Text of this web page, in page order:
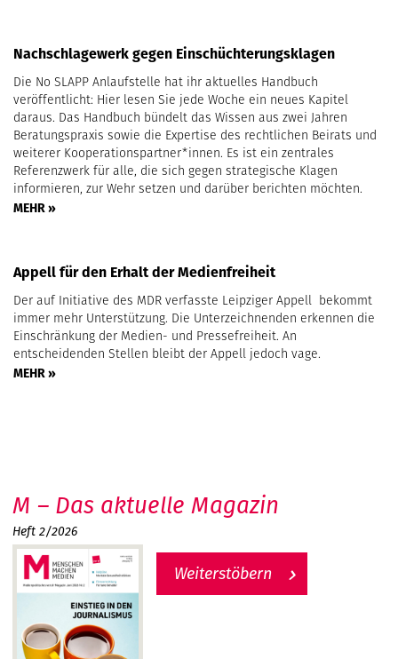
Nachschlagewerk gegen Einschüchterungsklagen
Die No SLAPP Anlaufstelle hat ihr aktuelles Handbuch
veröffentlicht: Hier lesen Sie jede Woche ein neues Kapitel
daraus. Das Handbuch bündelt das Wissen aus zwei Jahren
Beratungspraxis sowie die Expertise des rechtlichen Beirats und
weiterer Kooperationspartner*innen. Es ist ein zentrales
Referenzwerk für alle, die sich gegen strategische Klagen
informieren, zur Wehr setzen und darüber berichten möchten.
MEHR »
Appell für den Erhalt der Medienfreiheit
Der auf Initiative des MDR verfasste Leipziger Appell bekommt
immer mehr Unterstützung. Die Unterzeichnenden erkennen die
Einschränkung der Medien- und Pressefreiheit. An
entscheidenden Stellen bleibt der Appell jedoch vage.
MEHR »
M – Das aktuelle Magazin
Heft 2/2026
Weiterstöbern